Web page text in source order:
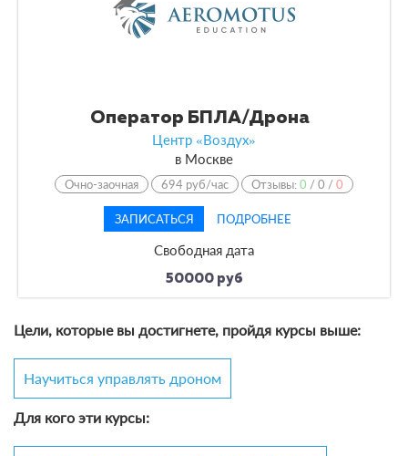
Оператор БПЛА/Дрона
Центр «Воздух»
в Москве
Очно-заочная 694 руб/час Отзывы:0 /0 /0
ЗАПИСАТЬСЯ ПОДРОБНЕЕ
Свободная дата
50000 руб
Цели, которые вы достигнете, пройдя курсы выше:
Научиться управлять дроном
Для кого эти курсы:
По форме обучения